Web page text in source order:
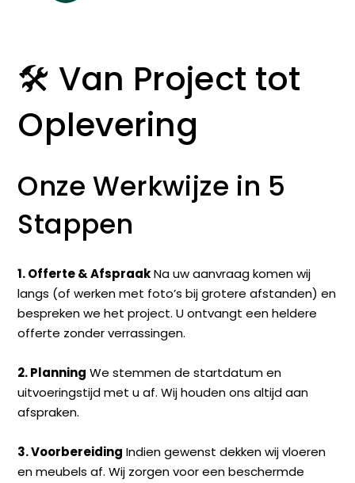
🛠️ Van Project tot
Oplevering
Onze Werkwijze in 5
Stappen
1. Offerte & AfspraakNa uw aanvraag komen wij
langs (of werken met foto’s bij grotere afstanden) en
bespreken we het project. U ontvangt een heldere
offerte zonder verrassingen.
2. Planning We stemmen de startdatum en
uitvoeringstijd met u af. Wij houden ons altijd aan
afspraken.
3. Voorbereiding Indien gewenst dekken wij vloeren
en meubels af. Wij zorgen voor een beschermde